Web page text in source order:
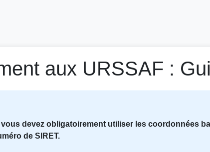
aux URSSAF :
devez obligatoirement utiliser les coordonnées
de SIRET.